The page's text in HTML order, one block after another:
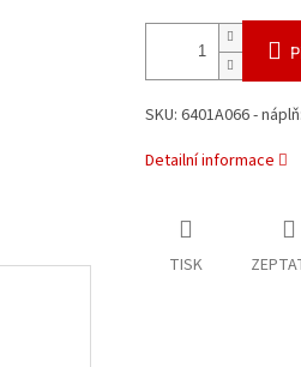
SKU: 6401A066 -
Detailní informace
TISK